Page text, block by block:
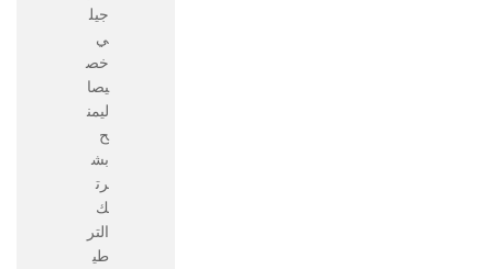
جيل
ي
خص
يصا
ليمن
ح
بش
رت
ك
التر
طي